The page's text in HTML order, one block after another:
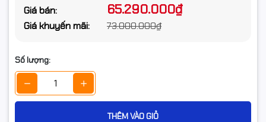
Giá bán: 65.290.000₫
Giá khuyến mãi: 73.000.000₫
Số lượng:
THÊM VÀO GIỎ